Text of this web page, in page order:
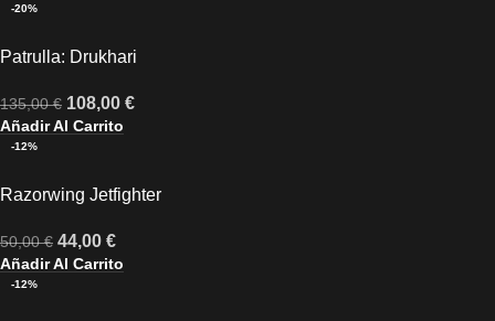
-20%
Patrulla: Drukhari
135,00€ 108,00 €
Añadir Al Carrito
-12%
Razorwing Jetfighter
50,00€ 44,00 €
Añadir Al Carrito
-12%